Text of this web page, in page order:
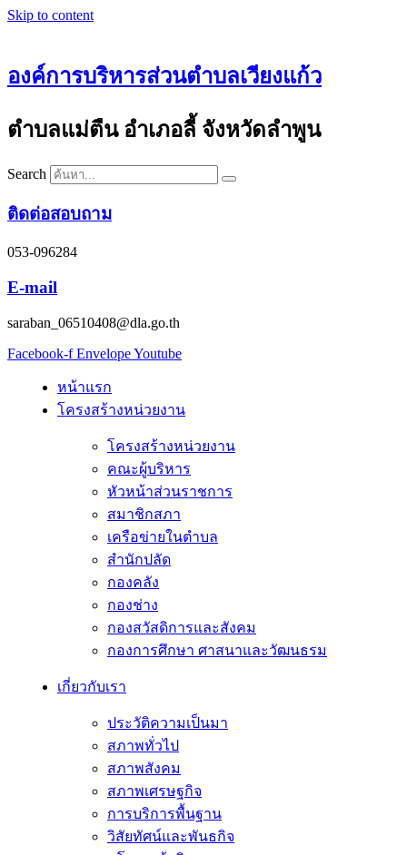
Skip to content
องค์การบริหารส่วนตำบลเวียงแก้ว
ตำบลแม่ตืน อำเภอลี้ จังหวัดลำพูน
Search
ติดต่อสอบถาม
053-096284
E-mail
saraban_06510408@dla.go.th
Facebook-f EnvelopeYoutube
หน้าแรก
โครงสร้างหน่วยงาน
โครงสร้างหน่วยงาน
คณะผู้บริหาร
หัวหน้าส่วนราชการ
สมาชิกสภา
เครือข่ายในตำบล
สำนักปลัด
กองคลัง
กองช่าง
กองสวัสดิการและสังคม
กองการศึกษา ศาสนาและวัฒนธรม
เกี่ยวกับเรา
ประวัติความเป็นมา
สภาพทั่วไป
สภาพสังคม
สภาพเศรษฐกิจ
การบริการพื้นฐาน
วิสัยทัศน์และพันธกิจ